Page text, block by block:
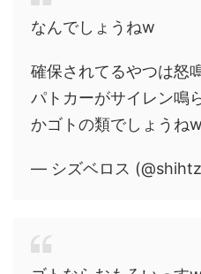
なんでしょうねw
確保されてるやつは怒
パトカーがサイレン鳴
かゴトの類でしょうねw
— シズベロス